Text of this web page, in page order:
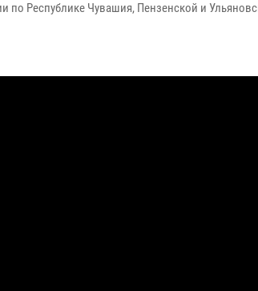
по Республике Чувашия, Пензенской и